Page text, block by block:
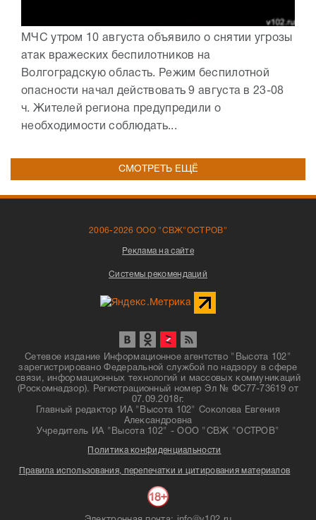
МЧС утром 10 августа объявило о снятии угрозы
атак вражеских беспилотников на
Волгоградскую область. Режим беспилотной
опасности начал действовать 9 августа в 23-08
ч. Жителей региона предупредили о
необходимости соблюдать...
СМОТРЕТЬ ЕЩЁ
2006-2026 ООО "СВЖ"ОСТРОВ"
Реклама на сайте
Системы рекомендаций
Сетевое издание Информационное агентство "Высота 102"
зарегистрировано Федеральной службой по надзору в сфере
связи, информационных технологий и массовых коммуникаций
(Роскомнадзор). Регистрационный номер Эл № ФС77-73619 от
07.09.2018г.
Главный редактор ИА "Высота 102" Соколова Евгения
Александровна
Учредитель ИА "Высота 102" - ООО "СВЖ "ОСТРОВ"
Политика конфиденциальности
Правила использования, перепечатки и цитирования материалов